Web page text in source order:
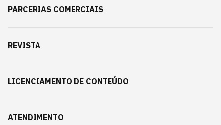
PARCERIAS COMERCIAIS
REVISTA
LICENCIAMENTO DE CONTEÚDO
ATENDIMENTO